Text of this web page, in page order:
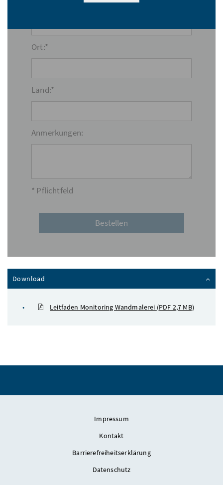
Ort:*
Land:*
Anmerkungen:
* Pflichtfeld
Download
Leitfaden Monitoring Wandmalerei (PDF 2,7 MB)
Impressum
Kontakt
Barrierefreiheitserklärung
Datenschutz